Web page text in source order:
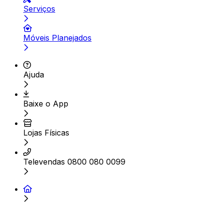
Serviços
Móveis Planejados
Ajuda
Baixe o App
Lojas Físicas
Televendas 0800 080 0099